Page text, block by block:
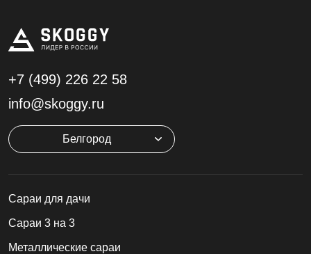
+7 (499) 226 22 58
info@skoggy.ru
Белгород
Cараи для дачи
Сараи 3 на 3
Металлические сараи